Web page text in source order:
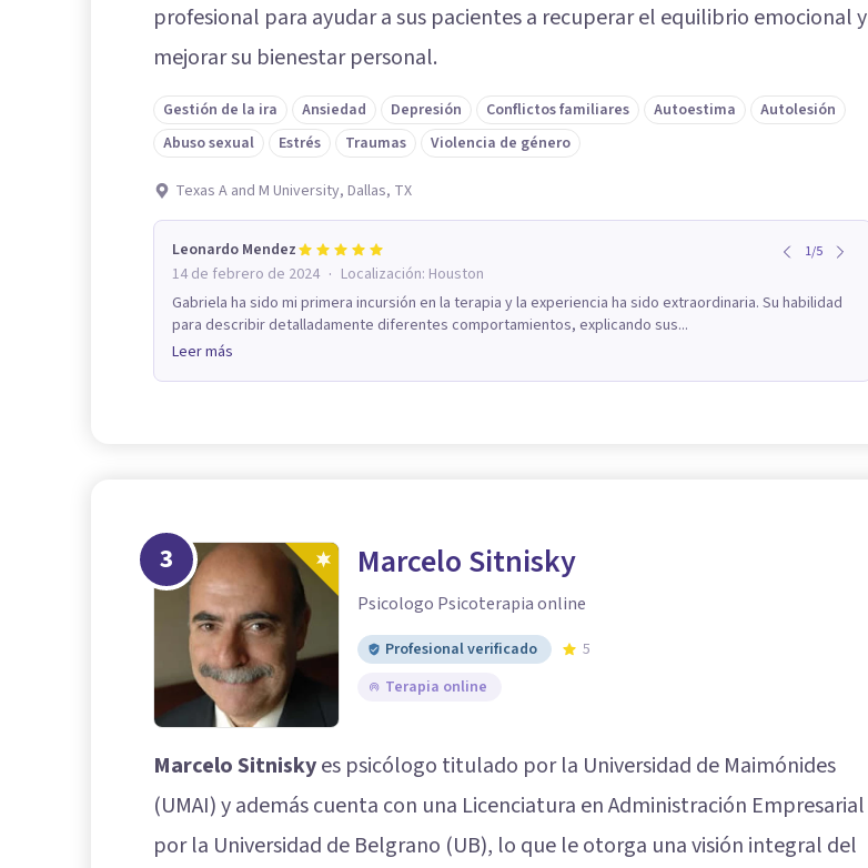
profesional para ayudar a sus pacientes a recuperar el equilibrio emocional y
mejorar su bienestar personal.
Gestión de la ira Ansiedad Depresión Conflictos familiares Autoestima
Autolesión
Abuso sexual
Estrés Traumas Violencia de género
Texas A and M University, Dallas, TX
Leonardo Mendez 1/5
14 de febrero de 2024 · Localización: Houston
Gabriela ha sido mi primera incursión en la terapia y la experiencia ha sido extraordinaria. Su habilidad
para describir detalladamente diferentes comportamientos, explicando sus...
Leer más
3 Marcelo Sitnisky
Psicologo Psicoterapia online
Profesional verificado
5
Terapia online
Marcelo Sitniskyes psicólogo titulado por la Universidad de Maimónides
(UMAI) y además cuenta con una Licenciatura en Administración Empresarial
por la Universidad de Belgrano (UB), lo que le otorga una visión integral del